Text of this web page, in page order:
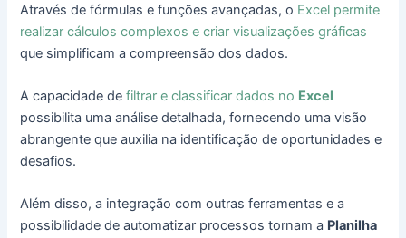
Através de fórmulas e funções avançadas, o Excel permite
realizar cálculos complexos e criar visualizações gráficas
que simplificam a compreensão dos dados.
A capacidade defiltrar e classificar dados no Excel
possibilita uma análise detalhada, fornecendo uma visão
abrangente que auxilia na identificação de oportunidades e
desafios.
Além disso, a integração com outras ferramentas e a
possibilidade de automatizar processos tornam a Planilha